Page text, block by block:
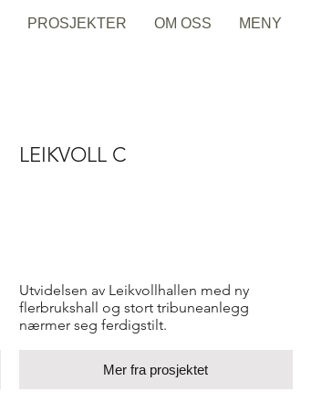
LEIKVOLL C
Utvidelsen av Leikvollhallen med ny
flerbrukshall og stort tribuneanlegg
nærmer seg ferdigstilt.
Mer fra prosjektet
PROSJEKTER OM OSS MENY